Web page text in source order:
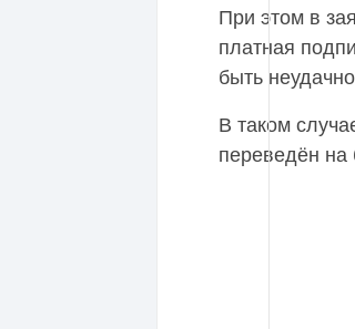
При этом в
платная
быть
В таком
переведён